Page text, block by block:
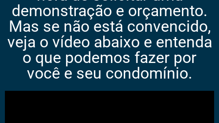
demonstração e orçamento.
Mas se não está convencido,
veja o vídeo abaixo e entenda
o que podemos fazer por
você e seu condomínio.